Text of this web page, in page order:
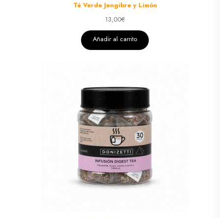
Té Verde Jengibre y Limón
13,00€
Añadir al carrito